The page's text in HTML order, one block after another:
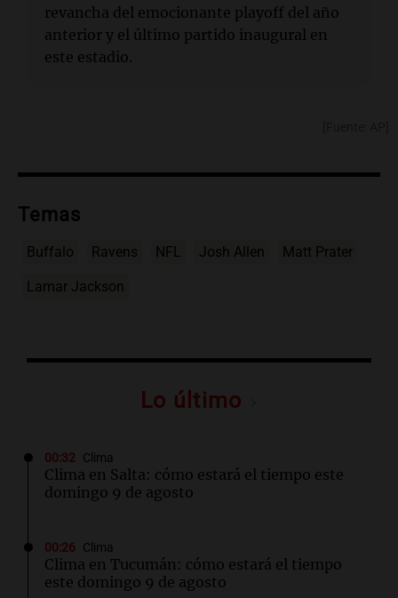
revancha del emocionante playoff del año
anterior y el último partido inaugural en
este estadio.
Temas
Buffalo Ravens NFL Josh Allen Matt Prater
Lamar Jackson
Lo último
00:32 Clima
Clima en Salta: cómo estará el tiempo este
domingo 9 de agosto
00:26 Clima
Clima en Tucumán: cómo estará el tiempo
este domingo 9 de agosto